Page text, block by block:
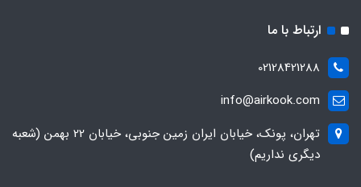
ارتباط با ما
02128421288
info@airkook.com
تهران، پونک، خیابان ایران زمین جنوبی، خیابان 22 بهمن (شعبه
دیگری نداریم)